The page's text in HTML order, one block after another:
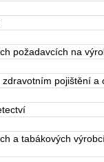
požadavcích na
pojištění
a tabákových